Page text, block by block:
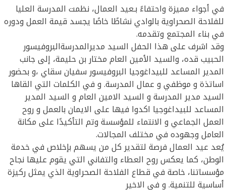
في أجواء مميزة واحتفاءً بـعيد العمال، نظمت المدرسة العليا
للفلاحة الصحراوية بالوادي نشاطًا خاصًا يجسد قيمة العمل ودوره
في بناء المجتمع وتقدمه.
وقد اشرف على هذا الحفل السيد مديرالمدرسةالبروفيسور
الحبيب قده، والسيد الأمين العام مختار بن حليمة، إلى جانب
المدير المساعد للبيداغوجيا البروفيسور سفيان سقاي ،و بحضور
اساتذة و موظفي و عمال المدرسة. و في الكلمات التي القاها
السيد مدير المدرسة و السيد الامين العام و السيد المدير
المساعد للبيداغوجيا اكدوا فيها على الايمان بالعمل و روح
العمل الجماعي و الانتماء للمؤسسة وتم التأكيدًا على مكانة
العامل وجهوده في مختلف المجالات.
يُعد عيد العمال فرصة لتقدير كل من يسهم بإخلاص في خدمة
الوطن، كما يعكس روح العطاء والتفاني التي يقوم عليها نجاح
مؤسساتنا، خاصة في قطاع الفلاحة الصحراوية الذي يمثل ركيزة
أساسية للتنمية. و في الاخير